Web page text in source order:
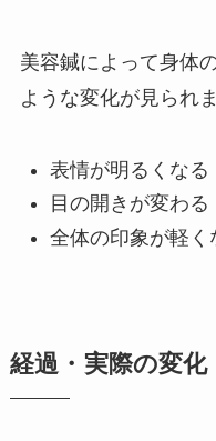
美容鍼によって身体
ような変化が見られま
表情が明るくなる
目の開きが変わる
全体の印象が軽く
経過・実際の変化